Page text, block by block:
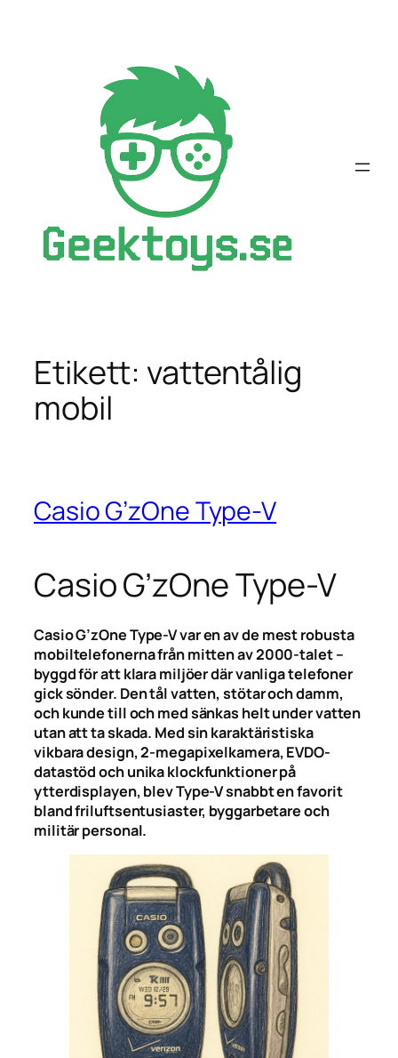
Etikett: vattentålig
mobil
Casio G’zOne Type-V
Casio G’zOne Type-V
Casio G’zOne Type-V var en av de mest robusta
mobiltelefonerna från mitten av 2000-talet –
byggd för att klara miljöer där vanliga telefoner
gick sönder. Den tål vatten, stötar och damm,
och kunde till och med sänkas helt under vatten
utan att ta skada. Med sin karaktäristiska
vikbara design, 2-megapixelkamera, EVDO-
datastöd och unika klockfunktioner på
ytterdisplayen, blev Type-V snabbt en favorit
bland friluftsentusiaster, byggarbetare och
militär personal.